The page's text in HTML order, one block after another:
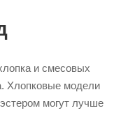
и смесовых
Хлопковые модели
могут лучше